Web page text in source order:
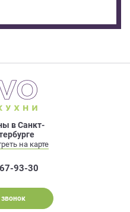
в Санкт-
на карте
93-30
звонок